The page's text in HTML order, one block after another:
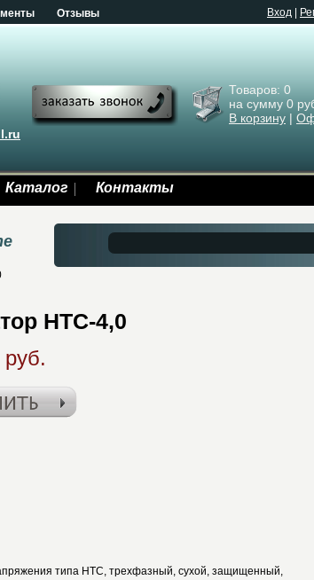
Отзывы Bход
Товаров: 0
на сумму 0
В корзину |
Каталог Контакты
НТС-4,0
типа НТС, трехфазный, сухой, защищенный,